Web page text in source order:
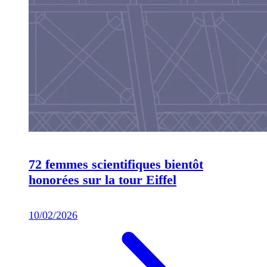
72 femmes scientifiques bientôt
honorées sur la tour Eiffel
10/02/2026